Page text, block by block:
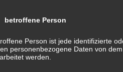
uns zu unterstützen, damit der
Person
Person ist jede identifizierte
personenbezogene Daten von
werden.